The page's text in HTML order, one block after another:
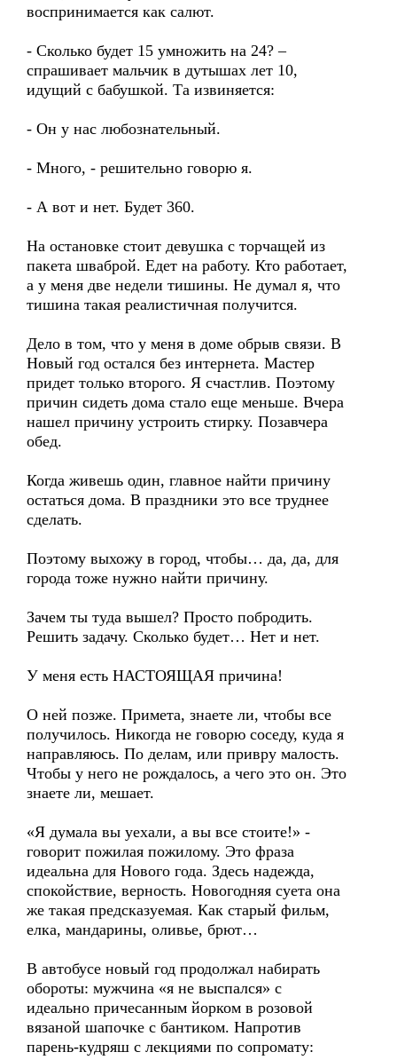
воспринимается как салют.
- Сколько будет 15 умножить на 24? –
спрашивает мальчик в дутышах лет 10,
идущий с бабушкой. Та извиняется:
- Он у нас любознательный.
- Много, - решительно говорю я.
- А вот и нет. Будет 360.
На остановке стоит девушка с торчащей из
пакета шваброй. Едет на работу. Кто работает,
а у меня две недели тишины. Не думал я, что
тишина такая реалистичная получится.
Дело в том, что у меня в доме обрыв связи. В
Новый год остался без интернета. Мастер
придет только второго. Я счастлив. Поэтому
причин сидеть дома стало еще меньше. Вчера
нашел причину устроить стирку. Позавчера
обед.
Когда живешь один, главное найти причину
остаться дома. В праздники это все труднее
сделать.
Поэтому выхожу в город, чтобы… да, да, для
города тоже нужно найти причину.
Зачем ты туда вышел? Просто побродить.
Решить задачу. Сколько будет… Нет и нет.
У меня есть НАСТОЯЩАЯ причина!
О ней позже. Примета, знаете ли, чтобы все
получилось. Никогда не говорю соседу, куда я
направляюсь. По делам, или привру малость.
Чтобы у него не рождалось, а чего это он. Это
знаете ли, мешает.
«Я думала вы уехали, а вы все стоите!» -
говорит пожилая пожилому. Это фраза
идеальна для Нового года. Здесь надежда,
спокойствие, верность. Новогодняя суета она
же такая предсказуемая. Как старый фильм,
елка, мандарины, оливье, брют…
В автобусе новый год продолжал набирать
обороты: мужчина «я не выспался» с
идеально причесанным йорком в розовой
вязаной шапочке с бантиком. Напротив
парень-кудряш с лекциями по сопромату: